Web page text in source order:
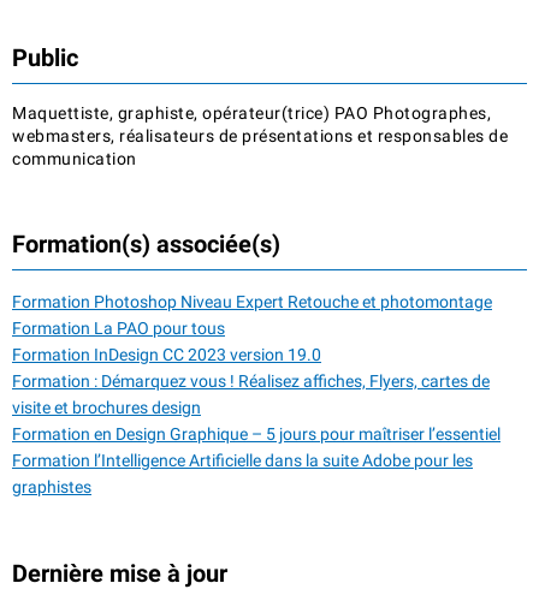
Public
Maquettiste, graphiste, opérateur(trice) PAO Photographes,
webmasters, réalisateurs de présentations et responsables de
communication
Formation(s) associée(s)
Formation Photoshop Niveau Expert Retouche et photomontage
Formation La PAO pour tous
Formation InDesign CC 2023 version 19.0
Formation : Démarquez vous ! Réalisez affiches, Flyers, cartes de
visite et brochures design
Formation en Design Graphique – 5 jours pour maîtriser l’essentiel
Formation l’Intelligence Artificielle dans la suite Adobe pour les
graphistes
Dernière mise à jour